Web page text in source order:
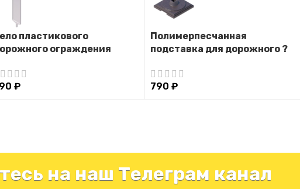
пластикового
ограждения
₽
Полимерпесчанная
подставка для дорожного ?
790 ₽
на наш Телеграм канал